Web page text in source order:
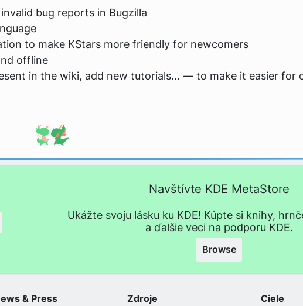
bug reports in Bugzilla
to make KStars more friendly for newcomers
offline
in the wiki, add new tutorials… — to make it easier for
Navštívte KDE MetaStore
Ukážte svoju lásku ku KDE! Kúpte si knihy,
a ďalšie veci na podporu KDE.
Browse
& Press Zdroje Ciele